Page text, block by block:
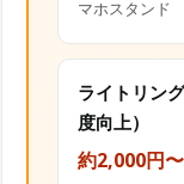
マホスタンド
ライトリン
度向上）
約2,000円〜